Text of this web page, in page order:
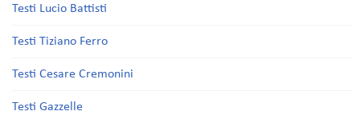
Testi Lucio Battisti
Testi Tiziano Ferro
Testi Cesare Cremonini
Testi Gazzelle